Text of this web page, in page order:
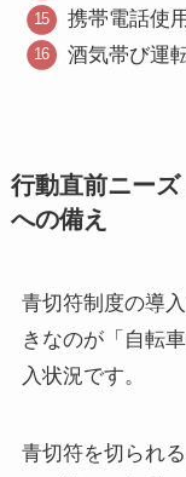
携帯電話使
酒気帯び運
行動直前ニー
への備え
青切符制度の導
きなのが「自転
入状況です。
青切符を切られ